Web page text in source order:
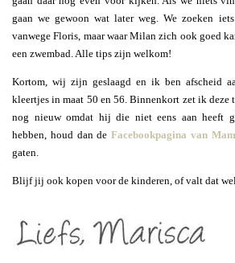
gaan we gewoon wat later weg. We zoeken
vanwege Floris, maar waar Milan zich ook goed
een zwembad. Alle tips zijn welkom!
Kortom, wij zijn geslaagd en ik ben afscheid
kleertjes in maat 50 en 56. Binnenkort zet ik deze
nog nieuw omdat hij die niet eens aan heeft
hebben, houd dan deFacebookpagina van
gaten.
Blijf jij ook kopen voor de kinderen, of valt dat